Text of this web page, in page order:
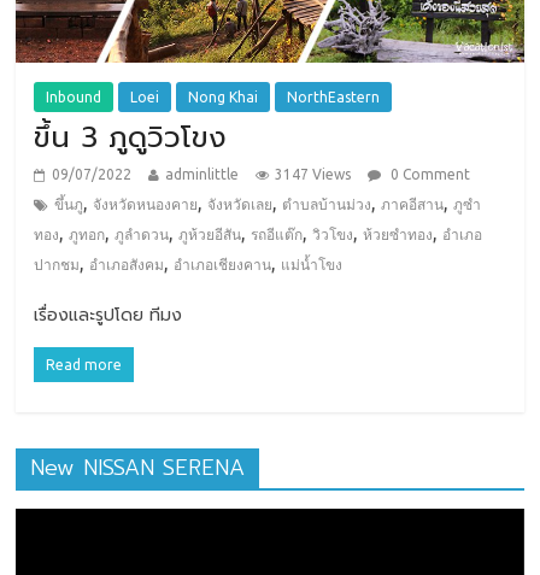
Inbound Loei Nong Khai NorthEastern
ขึ้น 3 ภูดูวิวโขง
09/07/2022 adminlittle 3147 Views
0 Comment
ขึ้นภู, จังหวัดหนองคาย, จังหวัดเลย, ตำบลบ้านม่วง,ภาคอีสาน,ภูซำ
ทอง,ภูทอก,ภูลำดวน,ภูห้วยอีสัน, รถอีแต๊ก,วิวโขง,ห้วยซำทอง, อำเภอ
ปากชม, อำเภอสังคม, อำเภอเชียงคาน, แม่น้ำโขง
เรื่องและรูปโดย ทีมง
Read more
New NISSAN SERENA